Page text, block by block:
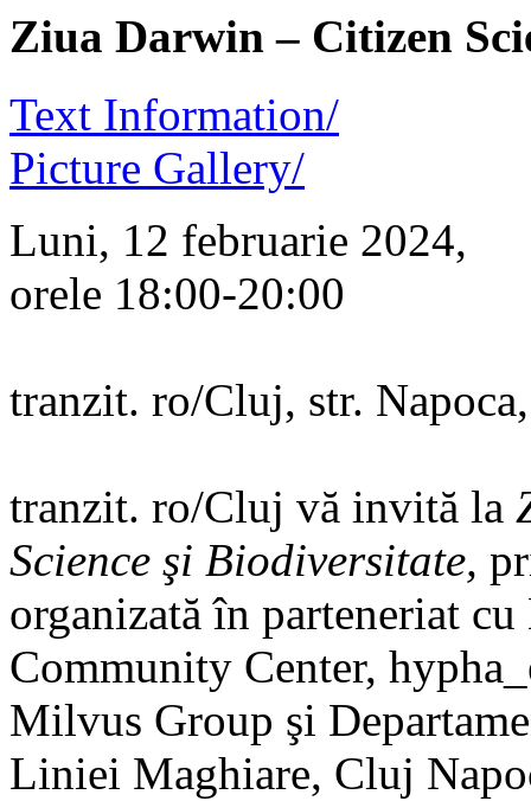
Ziua Darwin – Citizen
Text Information/
Picture Gallery/
Luni, 12 februarie 2024,
orele 18:00-20:00
tranzit. ro/Cluj, str.
tranzit. ro/Cluj vă invită la
Science şi Biodiversitate,
organizată în parteneriat
Community Center,
Milvus Group şi
Liniei Maghiare, Cluj